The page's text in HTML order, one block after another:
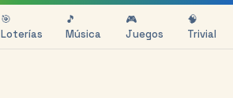
🎯
Loterías
🎵
Música
🎮
Juegos
🧠
Trivial